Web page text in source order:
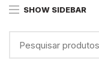
SHOW SIDEBAR